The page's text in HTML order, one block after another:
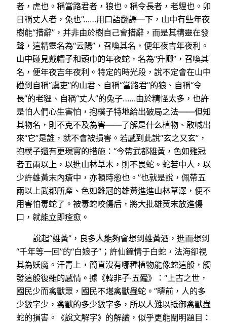
者，虎也。稱當路君者，狼也。稱令長者，老貍也。卯
日稱丈人者，兔也”……用口語翻譯一下，山中有些年夜
樹能“措辭”，并非由於樹自己會措辭，而是其精靈在發
聲，這精靈名為“云陽”，召喚其名，便年夜吉年夜利。
山中碰見戴帽子和頭巾的年夜蛇，名為“升卿”，召喚其
名，便年夜吉年夜利。特定的時光段，說不定會在山中
碰到自稱“虞吏”的山君、自稱“當路君”的狼、自稱“令
長”的老貍、自稱“丈人”的兔子……由於精怪太多，也許
是怕人們心生害怕，抱樸子特地給出破局之法——但知
其物名，則不克不及為害——了解是什么植物、敢喊出
來“它”是誰，就不會被損害。若感到此說“玄之又玄”，
抱樸子還有更現實的措施：“今帶武都雄黃，色如雞冠
者五兩以上，以進山林草木，則不畏蛇。蛇若中人，以
少許雄黃末內瘡中，亦頓時愈也。”也就是說，佩帶五
兩以上武都所產、色如雞冠的雄黃進進山林草澤，便不
用害怕毒蛇了。被毒蛇咬傷后，將大批雄黃末放進傷
口，就能立即痊愈。
說起“雄黃”，良多人能夠會想到雄黃酒，進而想到
“千年等一回”的“白娘子”；許仙鐘情于白蛇，法海卻視
其為妖魔。汗青上，簡直沒有哪種植物能像蛇這般，觸
發這般復雜的感情。據《韓非子·五蠹》：“上古之世，
國民少而禽獸眾，國民不堪禽獸蟲蛇。”疇前，人的多
少數字少，禽獸的多少數字多，所以人難以抵御禽獸蟲
蛇的損害。《說文解字》的解讀，似乎更能闡明題目：